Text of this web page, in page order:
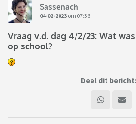
Sassenach
04-02-2023 om 07:36
Vraag v.d. dag 4/2/23: Wat
op school?
Deel dit bericht: